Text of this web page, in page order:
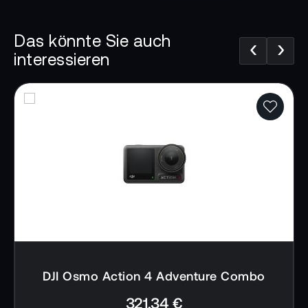
Osmo Pocket 3 bietet flexible Funktionen und
eine integrierte Zeitcode-Funktion für effiziente
Nachbearbeitung. Sie ermöglicht
hochauflösende Livestreams und kristallklare
Tonaufnahmen, ideal für Online-Meetings und
drahtlose Verbindung und One-Tap-
Bearbeitung, um Inhalte mühelos zu erstellen.
genießen Sie Inhalte in Kinoqualität in
Das könnte Sie auch
interessieren
DJI Osmo Action 4 Adventure Combo
321,34 €
‹ ›